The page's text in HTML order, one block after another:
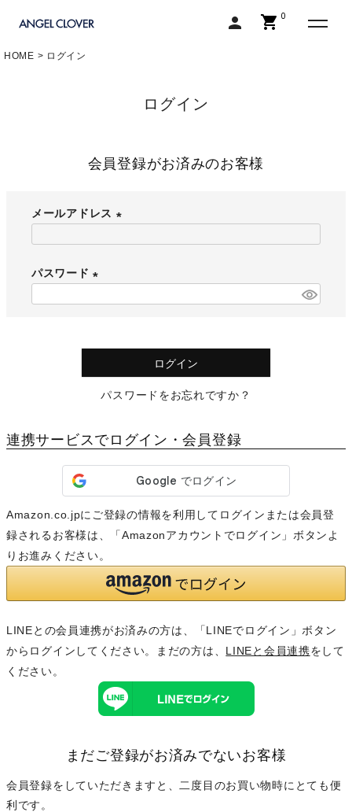
エンジェルクローバー | ANGEL
person shopping_cart 0
HOME ログイン
ログイン
会員登録がお済みのお客様
メールアドレス
パスワード
ログイン
パスワードをお忘れですか？
連携サービスでログイン・会員登録
Amazon.co.jpにご登録の情報を利用してログインまたは会員登
録されるお客様は、「Amazonアカウントでログイン」ボタンよ
りお進みください。
LINEとの会員連携がお済みの方は、「LINEでログイン」ボタン
からログインしてください。まだの方は、 LINEと会員連携をして
ください。
まだご登録がお済みでないお客様
会員登録をしていただきますと、二度目のお買い物時にとても便
利です。